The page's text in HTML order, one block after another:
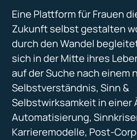
Eine Plattform für Frauen
Zukunft selbst gestalten
durch den Wandel
sich in der Mitte ihres
auf der Suche nach einem
Selbstverständnis, Sinn &
Selbstwirksamkeit in einer
Automatisierung,
Karrieremodelle, Post-